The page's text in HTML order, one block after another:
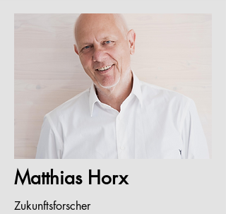
Matthias Horx
Zukunftsforscher